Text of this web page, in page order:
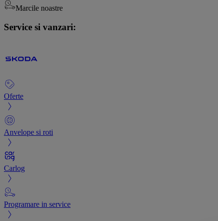
Marcile noastre
Service si vanzari:
Oferte
Anvelope si roti
Carlog
Programare in service